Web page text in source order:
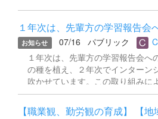
お知らせ 07/16 パブリック
１年次は、先輩方の学習報告会へ
の種を植え、２年次でインターン
吹かせています。この取り組みに
就業観を育成し、地域に貢献でき
す。